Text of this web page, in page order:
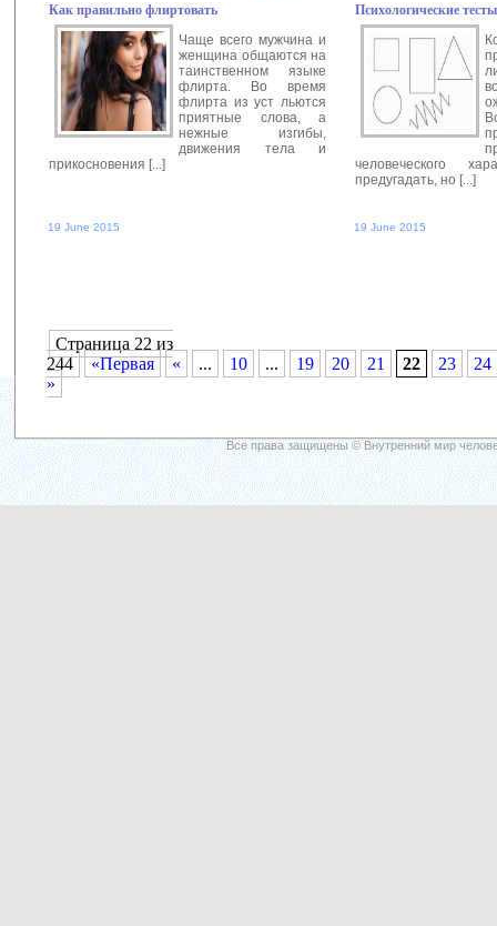
Как правильно флиртовать
Чаще всего мужчина и
женщина общаются на
таинственном языке
флирта. Во время
флирта из уст льются
приятные слова, а
нежные изгибы,
движения тела и
прикосновения [...]
19 June 2015
Психологические
человеческого
предугадать, но [...]
19 June 2015
Страница 22 из
244
«Первая « ... 10 ... 19 20 21 22 23
24
»
Все права защищены © Внутренний мир